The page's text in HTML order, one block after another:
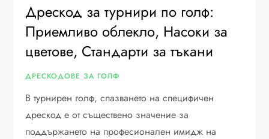
Дрескод за турнири по голф:
Приемливо облекло, Насоки за
цветове, Стандарти за тъкани
ДРЕСКОДОВЕ ЗА ГОЛФ
В турнирен голф, спазването на специфичен
дрескод е от съществено значение за
поддържането на професионален имидж на